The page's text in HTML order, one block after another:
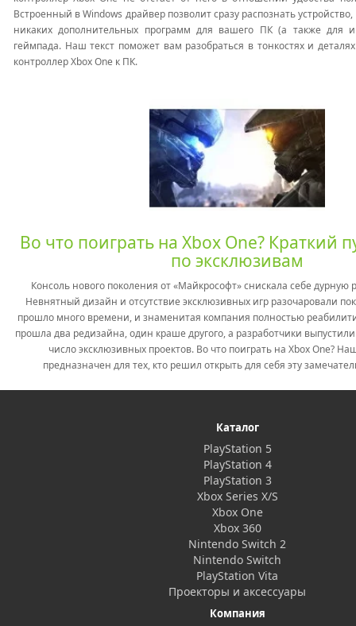
Встроенный в Windows драйвер позволит сразу распознать
никаких дополнительных программ для вашего ПК (а также для
геймпада. Наш текст поможет вам разобраться в тонкостях и
контроллер Xbox One к ПК.
Во что поиграть на Xbox One? Краткий
по эксклюзивам
Консоль нового поколения от «Майкрософт» снискала себе дурную
Невнятный дизайн и отсутствие эксклюзивных игр разочаровали
прошло много времени, и знаменитая компания полностью
прошла два редизайна, один краше другого, а разработчики
число эксклюзивных проектов. Во что поиграть на Xbox One?
предназначен для тех, кто решил открыть для себя эту
Каталог
PlayStation 5
PlayStation 4
PlayStation 3
Xbox Series X/S
Xbox One
Xbox 360
Nintendo Switch 2
Nintendo Switch
PlayStation Vita
Проекторы и аксессуары
Компания